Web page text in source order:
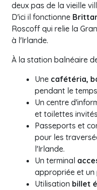
deux pas de la vieille
D'ici il fonctionne
Roscoff qui relie la
à l'Irlande.
À la station balnéaire
Une cafétéria,
pendant le
Un centre
et toilettes
Passeports et
pour les
l'Irlande.
Un terminal
appropriée et un
Utilisation billet